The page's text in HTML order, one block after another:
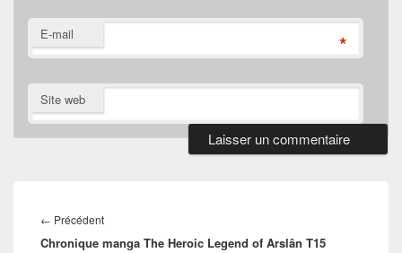
E-mail *
Site web
de
l’article
← PrécédentArticle
précédent :
Chronique manga The Heroic Legend of Arslân T15